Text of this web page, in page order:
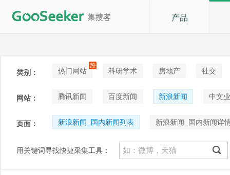
产品
类别： 热门网站 科研学术 房地产
社交
论坛贴吧
招聘 拍卖 音乐
网站： 腾讯新闻 百度新闻 新浪新闻
中文
新华网
澎湃新闻网
页面： 新浪新闻_国内新闻列表 新浪新闻_国内新闻详
用关键词寻找快捷采集工具：